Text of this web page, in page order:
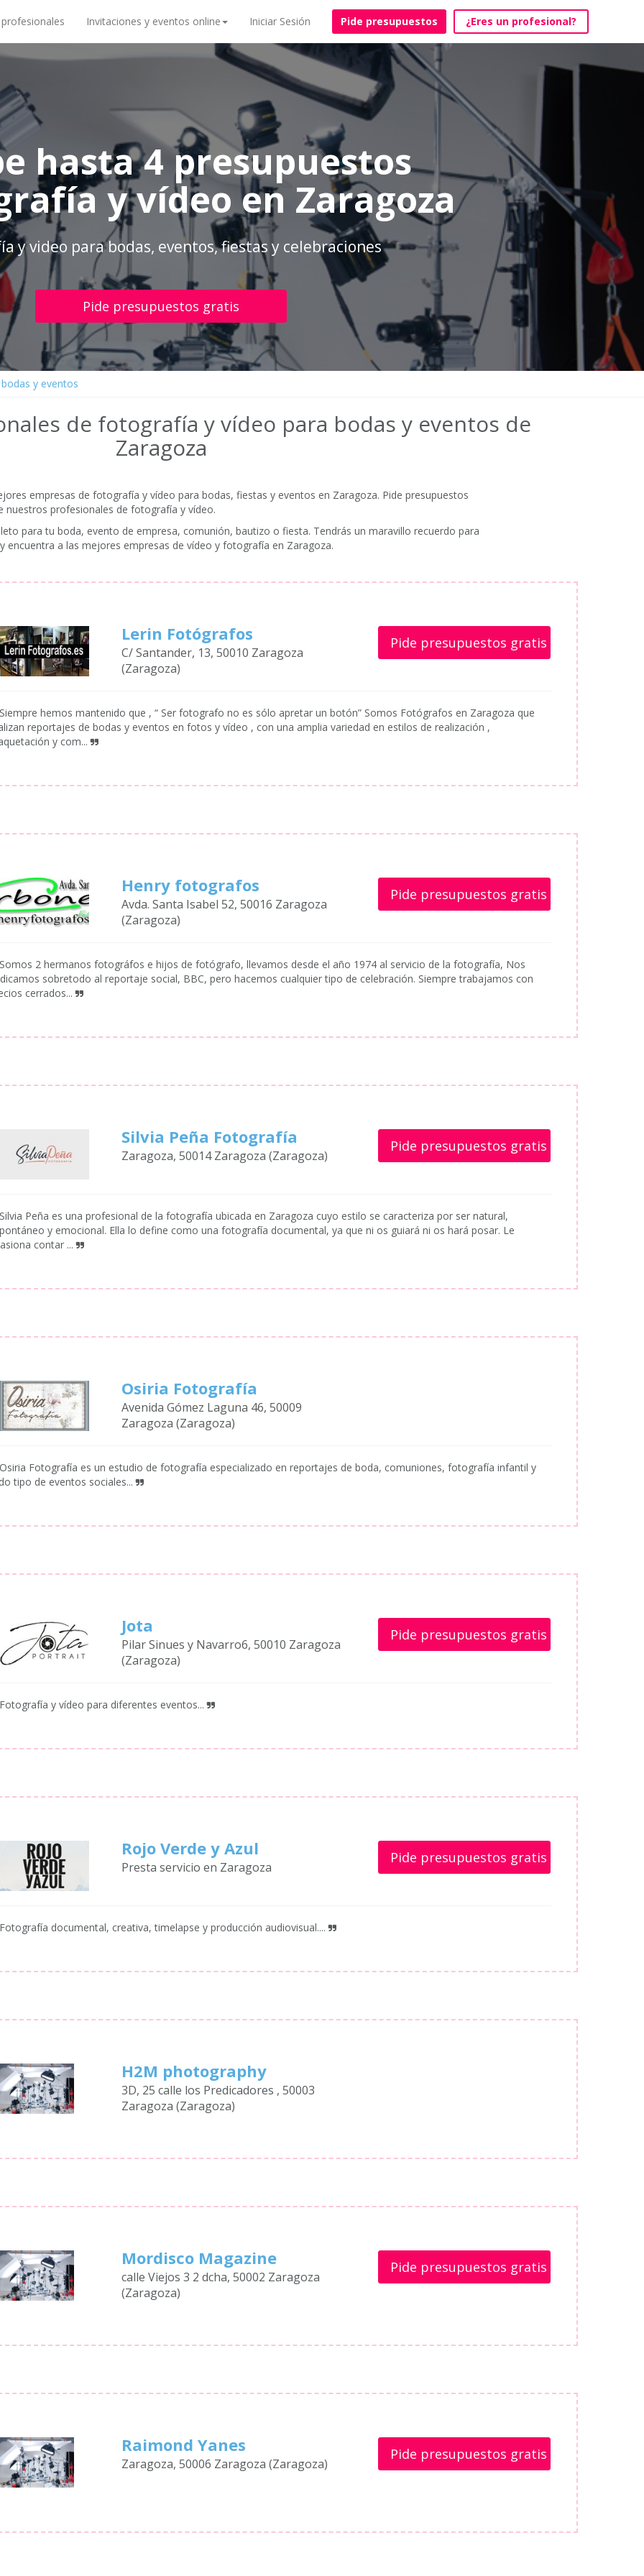
Invitaciones y eventos online Iniciar Sesión Pide presupuestos ¿Eres un profesional?
hasta 4 presupuestos
y vídeo en Zaragoza
y video para bodas, eventos, fiestas y celebraciones
Pide presupuestos gratis
y eventos
de fotografía y vídeo para bodas y eventos de
Zaragoza
empresas de fotografía y vídeo para bodas, fiestas y eventos en Zaragoza. Pide presupuestos
nuestros profesionales de fotografía y vídeo.
para tu boda, evento de empresa, comunión, bautizo o fiesta. Tendrás un maravillo recuerdo para
encuentra a las mejores empresas de vídeo y fotografía en Zaragoza.
Lerin Fotógrafos
C/ Santander, 13, 50010 Zaragoza
(Zaragoza)
Pide presupuestos gratis
hemos mantenido que , “ Ser fotografo no es sólo apretar un botón” Somos Fotógrafos en Zaragoza que
reportajes de bodas y eventos en fotos y vídeo , con una amplia variedad en estilos de realización ,
y com...
Henry fotografos
Avda. Santa Isabel 52, 50016 Zaragoza
(Zaragoza)
Pide presupuestos gratis
2 hermanos fotográfos e hijos de fotógrafo, llevamos desde el año 1974 al servicio de la fotografía, Nos
sobretodo al reportaje social, BBC, pero hacemos cualquier tipo de celebración. Siempre trabajamos con
cerrados...
Silvia Peña Fotografía
Zaragoza, 50014 Zaragoza (Zaragoza)
Pide presupuestos gratis
Peña es una profesional de la fotografía ubicada en Zaragoza cuyo estilo se caracteriza por ser natural,
y emocional. Ella lo define como una fotografía documental, ya que ni os guiará ni os hará posar. Le
contar ...
Osiria Fotografía
Avenida Gómez Laguna 46, 50009
Zaragoza (Zaragoza)
Fotografía es un estudio de fotografía especializado en reportajes de boda, comuniones, fotografía infantil y
tipo de eventos sociales...
Jota
Pilar Sinues y Navarro6, 50010 Zaragoza
(Zaragoza)
Pide presupuestos gratis
y vídeo para diferentes eventos...
Rojo Verde y Azul
Presta servicio en Zaragoza
Pide presupuestos gratis
documental, creativa, timelapse y producción audiovisual....
H2M photography
3D, 25 calle los Predicadores , 50003
Zaragoza (Zaragoza)
Mordisco Magazine
calle Viejos 3 2 dcha, 50002 Zaragoza
(Zaragoza)
Pide presupuestos gratis
Raimond Yanes
Zaragoza, 50006 Zaragoza (Zaragoza)
Pide presupuestos gratis